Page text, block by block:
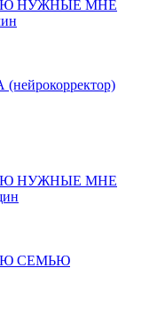
НУЖНЫЕ МНЕ
НУЖНЫЕ МНЕ
СЕМЬЮ